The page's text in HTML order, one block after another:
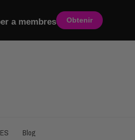
a membres Obtenir
Blog